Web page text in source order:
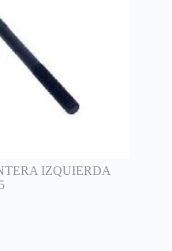
IZQUIERDA